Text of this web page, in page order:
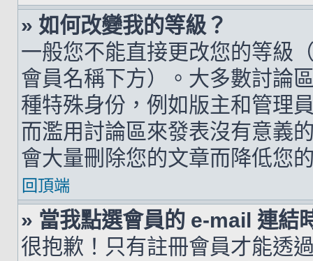
» 如何改變我的等級？
一般您不能直接更改您的等級
會員名稱下方）。大多數討論
種特殊身份，例如版主和管理
而濫用討論區來發表沒有意義
會大量刪除您的文章而降低您
回頂端
» 當我點選會員的 e-mail 連結
很抱歉！只有註冊會員才能透